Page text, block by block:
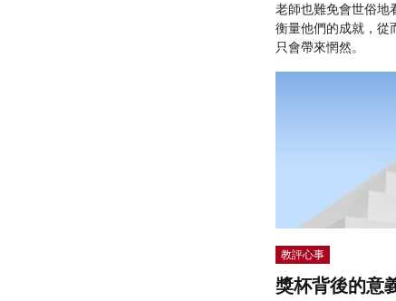
老師也難免會世俗地
衡量他們的成就，從
只會帶來惘然。
教評心事
獎杯背後的意